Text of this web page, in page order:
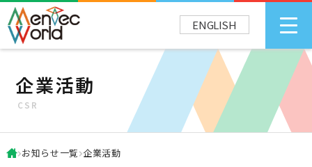
ENGLISH
企業活動
CSR
お知らせ一覧 企業活動